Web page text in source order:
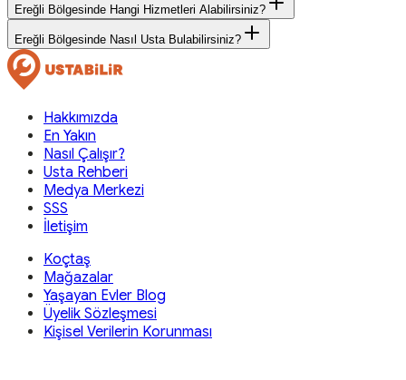
Ereğli Bölgesinde Hangi Hizmetleri Alabilirsiniz?
Ereğli Bölgesinde Nasıl Usta Bulabilirsiniz?
Hakkımızda
En Yakın
Nasıl Çalışır?
Usta Rehberi
Medya Merkezi
SSS
İletişim
Koçtaş
Mağazalar
Yaşayan Evler Blog
Üyelik Sözleşmesi
Kişisel Verilerin Korunması